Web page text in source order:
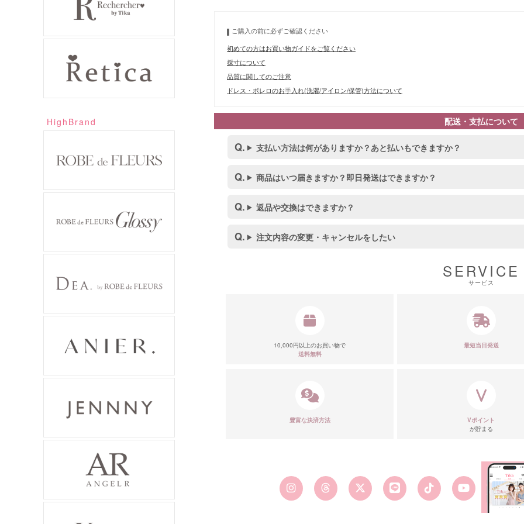
HighBrand
ご購入の前に必ずご確認ください
初めての方はお買い物ガイドをご覧ください
採寸について
品質に関してのご注意
ドレス・ボレロのお手入れ(洗濯/アイロン/保管)方法について
配送・支払について
支払い方法は何がありますか？あと払いもできますか？
商品はいつ届きますか？即日発送はできますか？
返品や交換はできますか？
注文内容の変更・キャンセルをしたい
SERVICE
サービス
10,000円以上のお買い物で
送料無料
最短当日発送
豊富な決済方法
Vポイント
が貯まる